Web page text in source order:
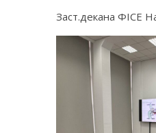
Заст.декана ФІСЕ